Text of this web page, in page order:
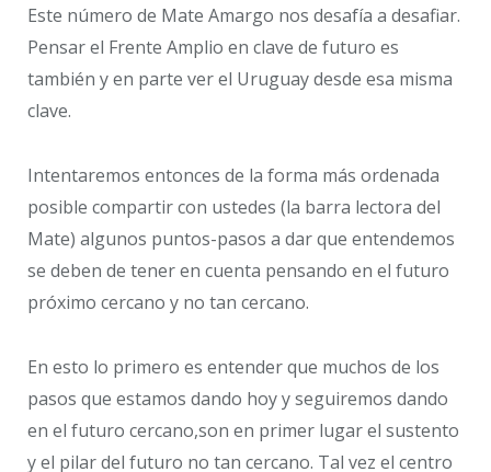
Este número de Mate Amargo nos desafía a desafiar.
Pensar el Frente Amplio en clave de futuro es
también y en parte ver el Uruguay desde esa misma
clave.
Intentaremos entonces de la forma más ordenada
posible compartir con ustedes (la barra lectora del
Mate) algunos puntos-pasos a dar que entendemos
se deben de tener en cuenta pensando en el futuro
próximo cercano y no tan cercano.
En esto lo primero es entender que muchos de los
pasos que estamos dando hoy y seguiremos dando
en el futuro cercano,son en primer lugar el sustento
y el pilar del futuro no tan cercano. Tal vez el centro